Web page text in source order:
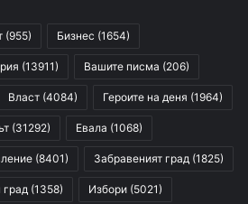
(955) Бизнес (1654)
(13911) Вашите писма (206)
Власт (4084) Героите на деня (1964)
(31292) Евала (1068)
(8401) Забравеният град (1825)
град (1358) Избори (5021)